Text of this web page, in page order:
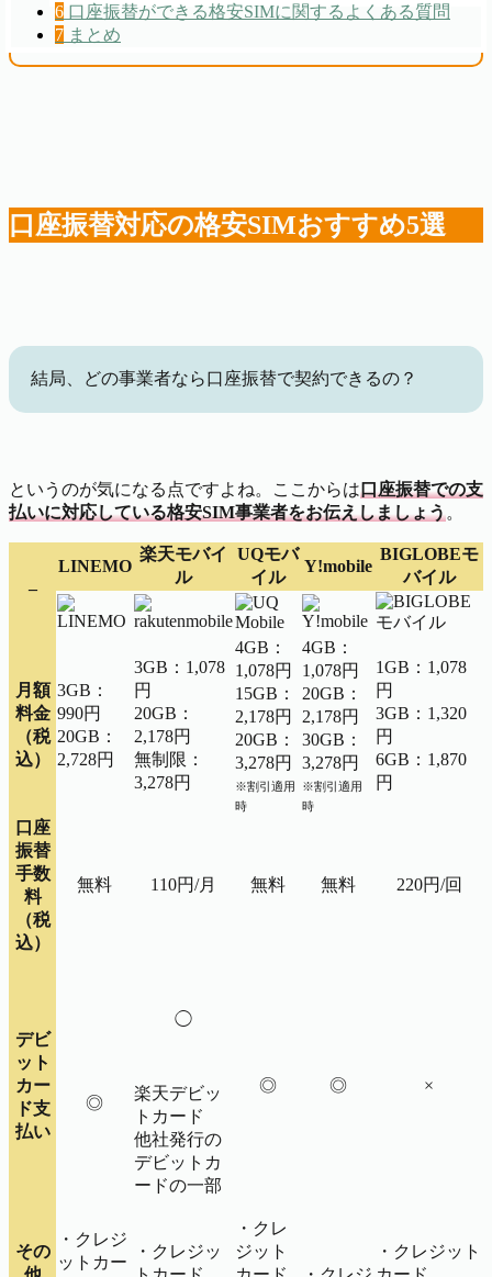
6 口座振替ができる格安SIMに関するよくある質問
7 まとめ
口座振替対応の格安SIMおすすめ5選
結局、どの事業者なら口座振替で契約できるの？
というのが気になる点ですよね。ここからは口座振替での支
払いに対応している格安SIM事業者をお伝えしましょう。
–
LINEMO
楽天モバイ
ル
UQモバ
イル
Y!mobile
BIGLOBEモ
バイル
月額
料金
（税
込）
3GB：
990円
20GB：
2,728円
3GB：1,078
円
20GB：
2,178円
無制限：
3,278円
4GB：
1,078円
15GB：
2,178円
20GB：
3,278円
※割引適用
時
4GB：
1,078円
20GB：
2,178円
30GB：
3,278円
※割引適用
時
1GB：1,078
円
3GB：1,320
円
6GB：1,870
円
口座
振替
手数
料
（税
込）
無料 110円/月 無料 無料 220円/回
デビ
ット
カー
ド支
払い
◎
◯
楽天デビッ
トカード
他社発行の
デビットカ
ードの一部
◎ ◎ ×
その
・クレジ
ットカー
・クレジッ
・クレ
ジット
・クレジット